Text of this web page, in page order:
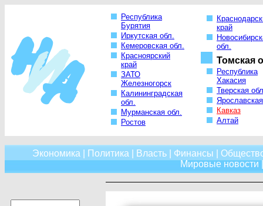
Республика
Бурятия
Иркутская обл.
Кемеровская обл.
Красноярский
край
ЗАТО
Железногорск
Калининградская
обл.
Мурманская обл.
Ростов
край
обл.
Томская
Республика
Хакасия
Тверская
Кавказ
Алтай
Экономика Политика Власть Финансы
Мировые новости